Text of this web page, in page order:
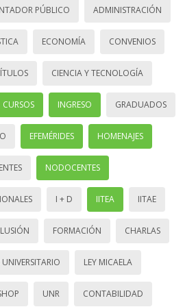
PÚBLICO ADMINISTRACIÓN
ECONOMÍA CONVENIOS
CIENCIA Y TECNOLOGÍA
CURSOS INGRESO GRADUADOS
EFEMÉRIDES HOMENAJES
NODOCENTES
I + D IITEA IITAE
FORMACIÓN CHARLAS
UNIVERSITARIO LEY MICAELA
UNR CONTABILIDAD